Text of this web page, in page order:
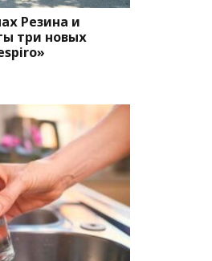
Резина и
три новых